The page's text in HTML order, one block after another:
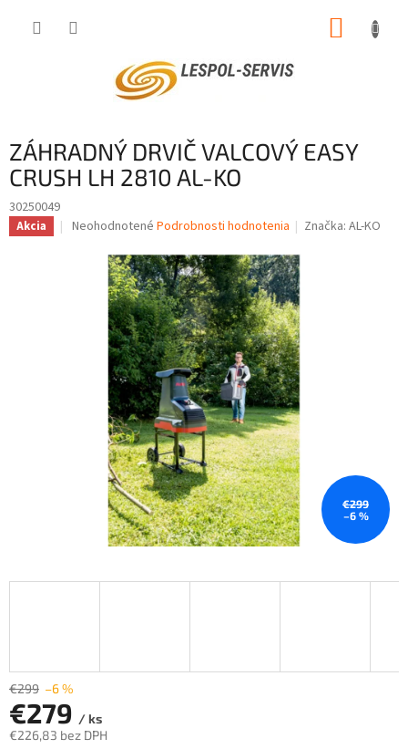
ZÁHRADNÝ DRVIČ VALCOVÝ EASY
CRUSH LH 2810 AL-KO
30250049
Akcia
Priemerné
produktu
hviezdičiek.
Neohodnotené Podrobnosti hodnotenia Značka:AL-KO
€299
–6 %
€299 –6 %
€279 / ks
€226,83 bez DPH